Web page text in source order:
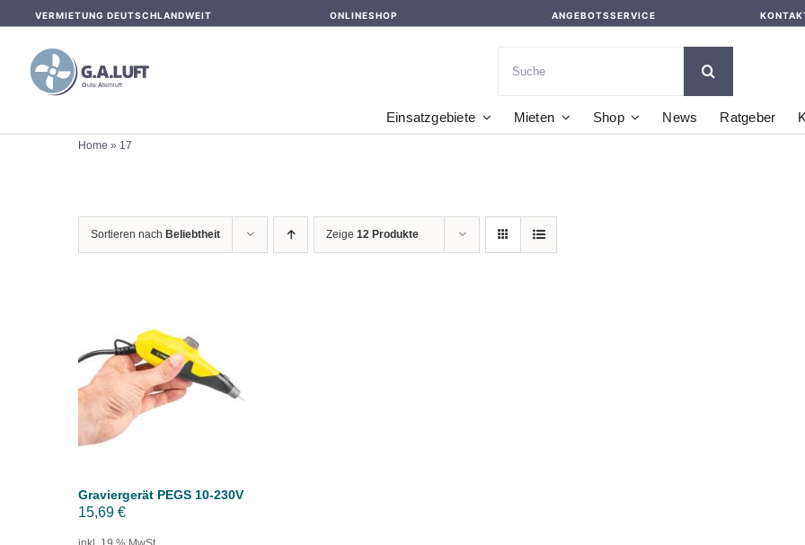
content
VERMIETUNG DEUTSCHLANDWEIT ONLINESHOP ANGEBOTSSERVICE
nach:
Einsatzgebiete Mieten Shop News Ratgeber
Home » 17
Sortieren nach Beliebtheit Zeige 12 Produkte
IN DEN WARENKORB
/
DETAILS
Graviergerät PEGS 10-230V
15,69 €